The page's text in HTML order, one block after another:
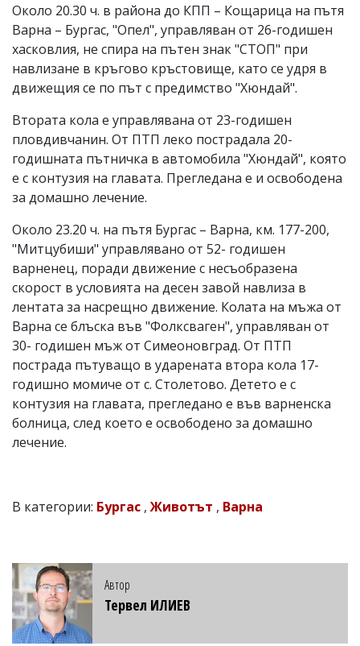
Около 20.30 ч. в района до КПП – Кощарица на пътя
Варна – Бургас, "Опел", управляван от 26-годишен
хасковлия, не спира на пътен знак "СТОП" при
навлизане в кръгово кръстовище, като се удря в
движещия се по път с предимство "Хюндай".
Втората кола е управлявана от 23-годишен
пловдивчанин. От ПТП леко пострадала 20-
годишната пътничка в автомобила "Хюндай", която
е с контузия на главата. Прегледана е и освободена
за домашно лечение.
Около 23.20 ч. на пътя Бургас – Варна, км. 177-200,
"Митцубиши" управлявано от 52- годишен
варненец, поради движение с несъобразена
скорост в условията на десен завой навлиза в
лентата за насрещно движение. Колата на мъжа от
Варна се блъска във "Фолксваген", управляван от
30- годишен мъж от Симеоновград. От ПТП
пострада пътуващо в ударената втора кола 17-
годишно момиче от с. Столетово. Детето е с
контузия на главата, прегледано е във варненска
болница, след което е освободено за домашно
лечение.
В категории: Бургас ,Животът , Варна
Автор
Тервел ИЛИЕВ